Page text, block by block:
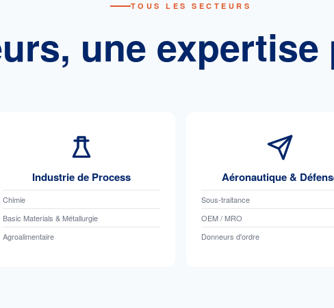
TOUS LES SECTEURS
une expertise
Industrie de Process
Chimie
Basic Materials & Métallurgie
Agroalimentaire
Aéronautique &
Sous-traitance
OEM / MRO
Donneurs d'ordre